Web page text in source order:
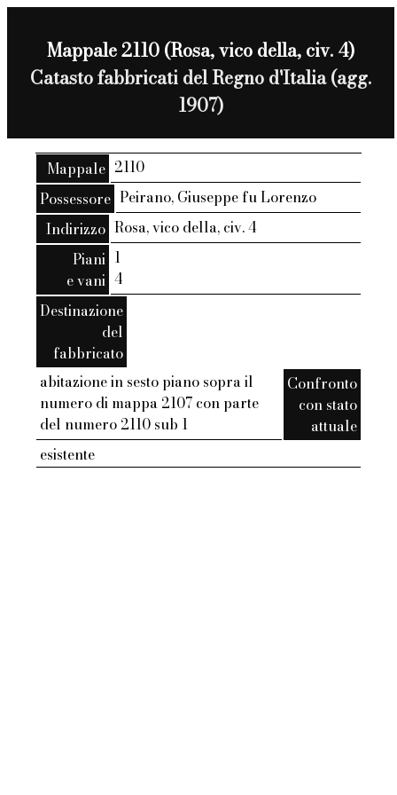
Mappale 2110 (Rosa, vico della, civ. 4)
Catasto fabbricati del Regno d'Italia (agg.
1907)
Mappale 2110
Possessore Peirano, Giuseppe fu Lorenzo
Indirizzo Rosa, vico della, civ. 4
Piani
e vani
1
4
Destinazione
del
fabbricato
abitazione in sesto piano sopra il
numero di mappa 2107 con parte
del numero 2110 sub 1
Confronto
con stato
attuale
esistente